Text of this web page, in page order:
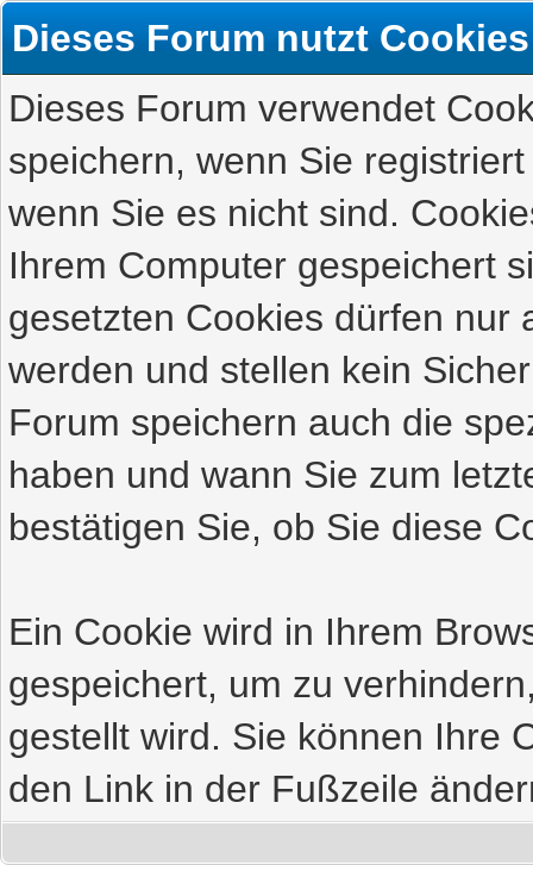
Dieses Forum nutzt Cookies
Dieses Forum verwendet
speichern, wenn Sie
wenn Sie es nicht sind.
Ihrem Computer gespeichert
gesetzten Cookies dürfen nur
werden und stellen kein
Forum speichern auch die
haben und wann Sie zum
bestätigen Sie, ob Sie diese
Ein Cookie wird in Ihrem
gespeichert, um zu
gestellt wird. Sie können Ihre
den Link in der Fußzeile